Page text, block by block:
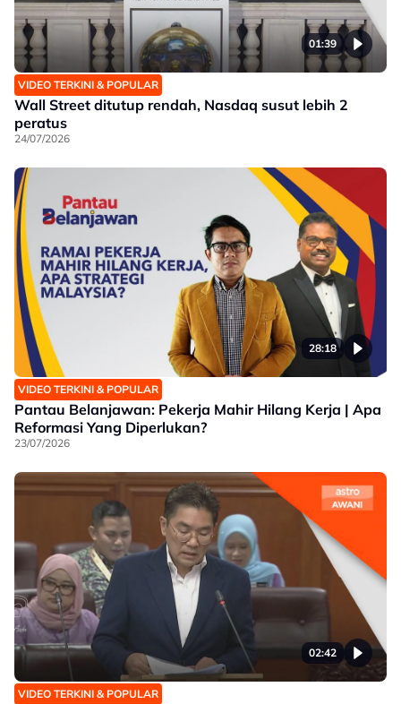
01:39
VIDEO TERKINI & POPULAR
Wall Street ditutup rendah, Nasdaq susut lebih 2
peratus
24/07/2026
28:18
VIDEO TERKINI & POPULAR
Pantau Belanjawan: Pekerja Mahir Hilang Kerja | Apa
Reformasi Yang Diperlukan?
23/07/2026
02:42
VIDEO TERKINI & POPULAR